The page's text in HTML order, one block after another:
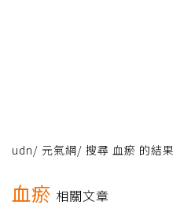
udn/ 元氣網/ 搜尋 血瘀 的結果
血瘀 相關文章